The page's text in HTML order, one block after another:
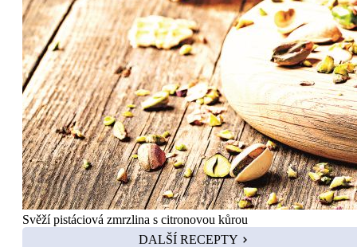
Svěží pistáciová zmrzlina s citronovou kůrou
DALŠÍ RECEPTY